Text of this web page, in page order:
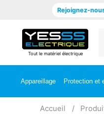
Rejoignez-
Tout le matériel électrique
Appareillage Protection et
Accueil